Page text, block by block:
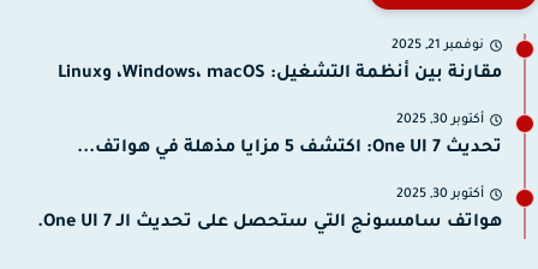
نوفمبر 21, 2025
مقارنة بين أنظمة التشغيل: Windows، macOS، وLinux
أكتوبر 30, 2025
تحديث One UI 7: اكتشف 5 مزايا مذهلة في هواتف...
أكتوبر 30, 2025
هواتف سامسونج التي ستحصل على تحديث الـ One UI 7.